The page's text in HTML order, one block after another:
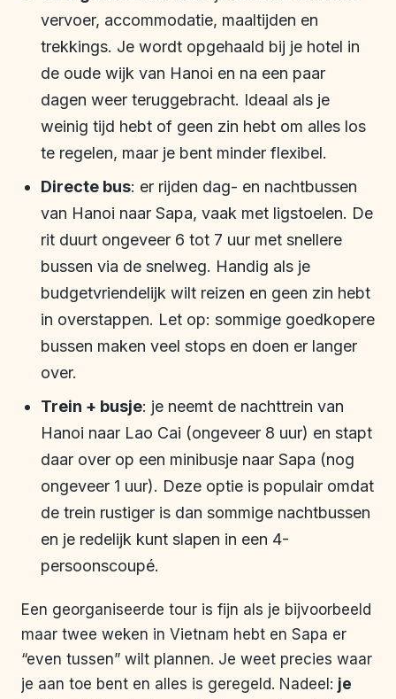
vervoer, accommodatie, maaltijden en
trekkings. Je wordt opgehaald bij je hotel in
de oude wijk van Hanoi en na een paar
dagen weer teruggebracht. Ideaal als je
weinig tijd hebt of geen zin hebt om alles los
te regelen, maar je bent minder flexibel.
Directe bus: er rijden dag- en nachtbussen
van Hanoi naar Sapa, vaak met ligstoelen. De
rit duurt ongeveer 6 tot 7 uur met snellere
bussen via de snelweg. Handig als je
budgetvriendelijk wilt reizen en geen zin hebt
in overstappen. Let op: sommige goedkopere
bussen maken veel stops en doen er langer
over.
Trein + busje: je neemt de nachttrein van
Hanoi naar Lao Cai (ongeveer 8 uur) en stapt
daar over op een minibusje naar Sapa (nog
ongeveer 1 uur). Deze optie is populair omdat
de trein rustiger is dan sommige nachtbussen
en je redelijk kunt slapen in een 4-
persoonscoupé.
Een georganiseerde tour is fijn als je bijvoorbeeld
maar twee weken in Vietnam hebt en Sapa er
“even tussen” wilt plannen. Je weet precies waar
je aan toe bent en alles is geregeld. Nadeel: je